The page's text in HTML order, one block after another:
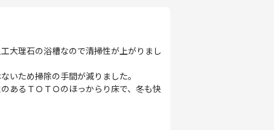
大理石の浴槽なので清掃性が上がりまし
いため掃除の手間が減りました。
あるＴＯＴＯのほっからり床で、冬も快